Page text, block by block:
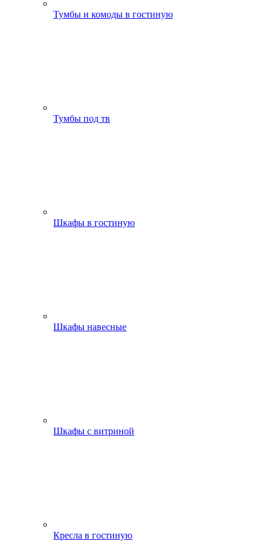
Тумбы и комоды в гостиную
Тумбы под тв
Шкафы в гостиную
Шкафы навесные
Шкафы с витриной
Кресла в гостиную